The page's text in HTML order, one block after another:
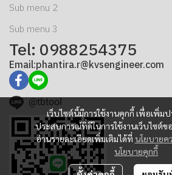
เว็บไซต์นี้มีการใช้งานคุกกี้ เพื่อเพิ่ม
ประสบการณ์ที่ดีในการใช้งานเว็บไซต์ข
อ่านรายละเอียดเพิ่มเติมได้ที่ นโยบายค
นโยบายคุกกี้
Sub menu 2
Sub menu 3
Tel: 0988254375
Email:phantira.r@kvsengineer.com
@tbtool